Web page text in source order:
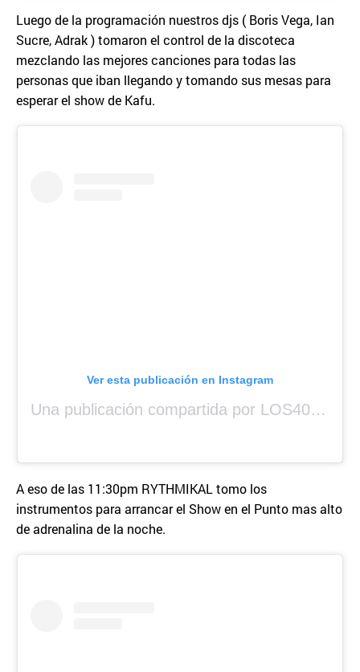
Luego de la programación nuestros djs ( Boris Vega, Ian
Sucre, Adrak ) tomaron el control de la discoteca
mezclando las mejores canciones para todas las
personas que iban llegando y tomando sus mesas para
esperar el show de Kafu.
Ver esta publicación en Instagram
Una publicación compartida por LOS40 Panamá (@los40panama)
A eso de las 11:30pm RYTHMIKAL tomo los
instrumentos para arrancar el Show en el Punto mas alto
de adrenalina de la noche.